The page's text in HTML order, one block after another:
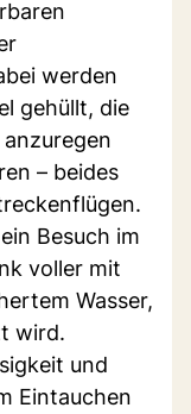
werden
gehüllt, die
– beides
Besuch im
voller mit
Wasser,
wird.
und
Eintauchen